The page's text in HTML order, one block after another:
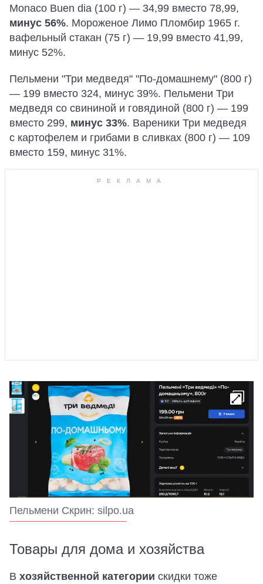
Monaco Buen dia (100 г) — 34,99 вместо 78,99,
минус 56%. Мороженое Лимо Пломбир 1965 г.
вафельный стакан (75 г) — 19,99 вместо 41,99,
минус 52%.
Пельмени "Три медведя" "По-домашнему" (800 г)
— 199 вместо 324, минус 39%. Пельмени Три
медведя со свининой и говядиной (800 г) — 199
вместо 299, минус 33%. Вареники Три медведя
с картофелем и грибами в сливках (800 г) — 109
вместо 159, минус 31%.
Пельмени Скрин: silpo.ua
Товары для дома и хозяйства
В хозяйственной категории скидки тоже